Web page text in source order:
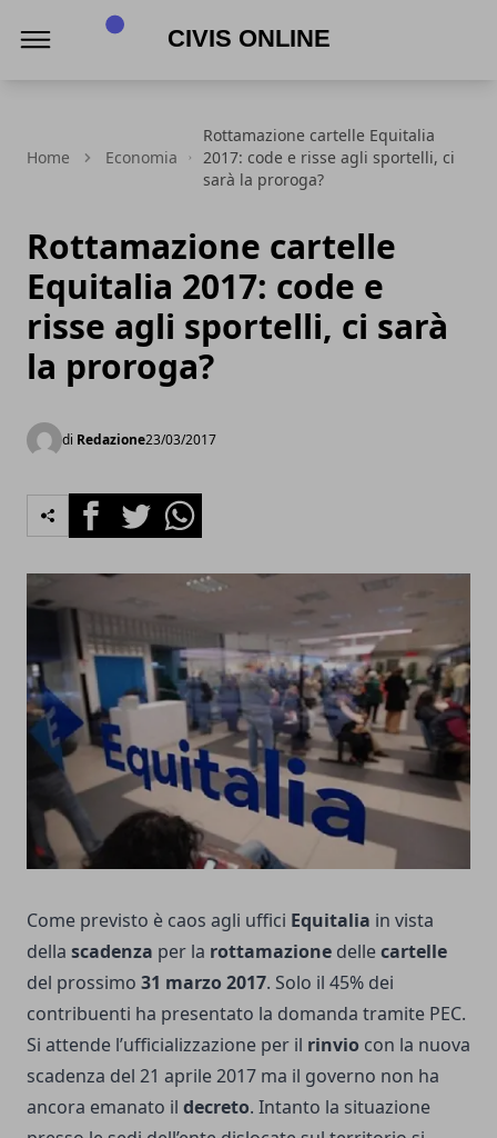
Home Economia
Rottamazione cartelle Equitalia
2017: code e risse agli sportelli, ci
sarà la proroga?
Rottamazione cartelle
Equitalia 2017: code e
risse agli sportelli, ci sarà
la proroga?
di Redazione23/03/2017
FacebookTwitterWhatsapp
Come previsto è caos agli uffici Equitalia in vista
della scadenza per la rottamazione dellecartelle
del prossimo 31 marzo 2017. Solo il 45% dei
contribuenti ha presentato la domanda tramite PEC.
Si attende l’ufficializzazione per il rinvio con la nuova
scadenza del 21 aprile 2017 ma il governo non ha
ancora emanato il decreto. Intanto la situazione